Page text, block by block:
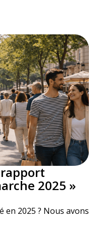
2025 »
en 2025 ? Nous avons